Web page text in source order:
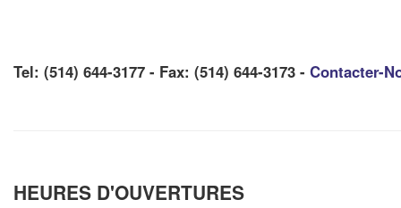
Tel: (514) 644-3177 - Fax: (514) 644-3173 - Contacter-
HEURES D'OUVERTURES